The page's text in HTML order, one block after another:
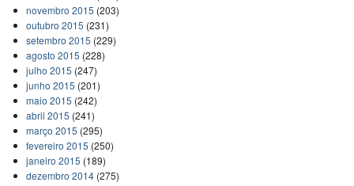
novembro 2015 (203)
outubro 2015 (231)
setembro 2015 (229)
agosto 2015 (228)
julho 2015 (247)
junho 2015 (201)
maio 2015 (242)
abril 2015 (241)
março 2015 (295)
fevereiro 2015 (250)
janeiro 2015 (189)
dezembro 2014(275)